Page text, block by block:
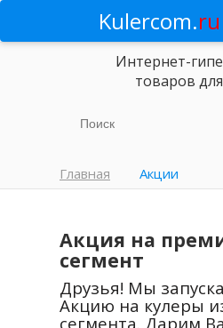
Kulercom.ru
Интернет-
товаров
Главная Акции
Акция на
сегмент
Друзья! Мы
Акцию на кулеры
сегмента. Дарим